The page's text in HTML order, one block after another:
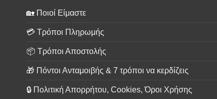
🏡 Ποιοί Είμαστε
💳 Τρόποι Πληρωμής
📦 Τρόποι Αποστολής
🎁 Πόντοι Ανταμοιβής & 7 τρόποι να κερδίζεις
🔒 Πολιτική Απορρήτου, Cookies, Όροι Χρήσης